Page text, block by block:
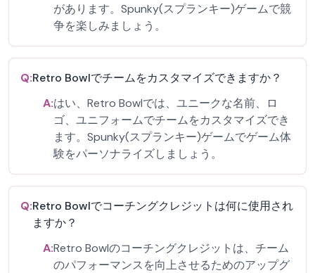
があります。Spunky(スプランキー)ゲームで競
争を楽しみましょう。
Q:Retro Bowlでチームをカスタマイズできますか？
A:はい、Retro Bowlでは、ユニークな名前、ロ
ゴ、ユニフォームでチームをカスタマイズでき
ます。Spunky(スプランキー)ゲームでゲーム体
験をパーソナライズしましょう。
Q:Retro Bowlでコーチングクレジットは何に使用され
ますか？
A:Retro Bowlのコーチングクレジットは、チーム
のパフォーマンスを向上させるためのアップグ